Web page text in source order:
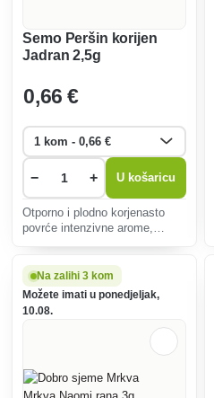
Semo Peršin korijen
Jadran 2,5g
0,66 €
− + U košaricu
Otporno i plodno korjenasto
povrće intenzivne arome,
visokim prinosima i
jednostavnom njegom.
Na zalihi 3 kom
Možete imati u ponedjeljak,
10.08.